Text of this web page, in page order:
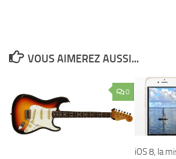
VOUS AIMEREZ AUSSI...
0
iOS 8, la